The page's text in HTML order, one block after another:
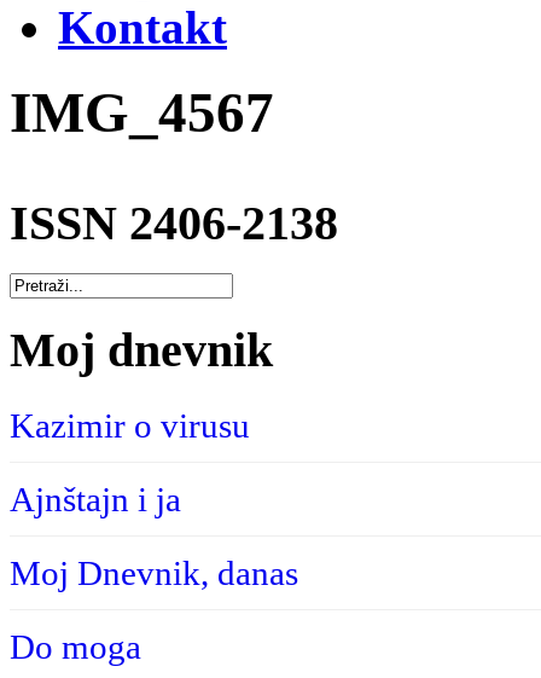
Kontakt
IMG_4567
ISSN 2406-2138
Moj dnevnik
Kazimir o virusu
Ajnštajn i ja
Moj Dnevnik, danas
Do moga